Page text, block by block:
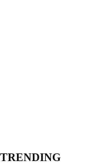
TRENDING